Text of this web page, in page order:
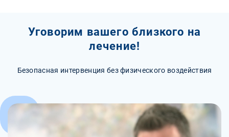
Уговорим вашего близкого на
лечение!
Безопасная интервенция без физического воздействия